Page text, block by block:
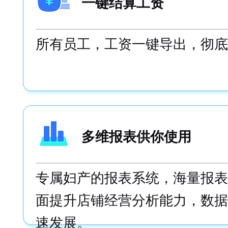
所有员工，工资一键导出，彻
多维报表供你使用
专属妇产的报表系统，海量报
面提升店铺经营分析能力，数
速发展。